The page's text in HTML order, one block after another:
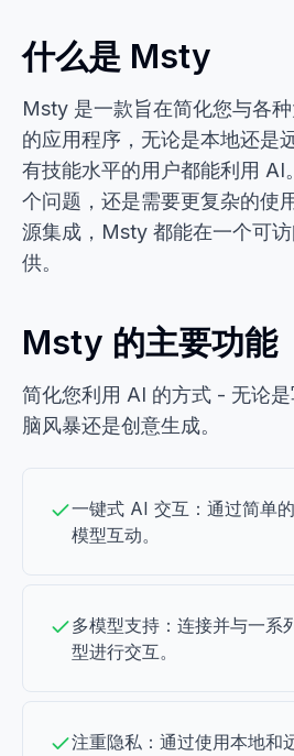
什么是 Msty
Msty 是一款旨在简化您与各
的应用程序，无论是本地还是
有技能水平的用户都能利用 AI
个问题，还是需要更复杂的使
源集成，Msty 都能在一个可
供。
Msty 的主要功能
简化您利用 AI 的方式 - 无论
脑风暴还是创意生成。
一键式 AI 交互：通过简单
模型互动。
多模型支持：连接并与一系
型进行交互。
注重隐私：通过使用本地和